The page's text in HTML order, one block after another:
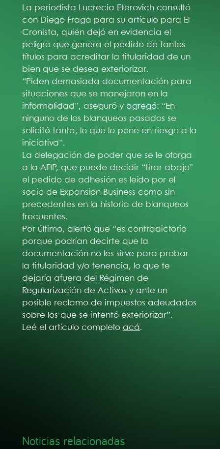
La periodista Lucrecia Eterovich consultó
con Diego Fraga para su artículo para El
Cronista, quién dejó en evidencia el
peligro que genera el pedido de tantos
títulos para acreditar la titularidad de un
bien que se desea exteriorizar.
“Piden demasiada documentación para
situaciones que se manejaron en la
informalidad”, aseguró y agregó: “En
ninguno de los blanqueos pasados se
solicitó tanta, lo que lo pone en riesgo a la
iniciativa”.
La delegación de poder que se le otorga
a la AFIP, que puede decidir “tirar abajo”
el pedido de adhesión es leído por el
socio de Expansion Business como sin
precedentes en la historia de blanqueos
frecuentes.
Por último, alertó que “es contradictorio
porque podrían decirte que la
documentación no les sirve para probar
la titularidad y/o tenencia, lo que te
dejaría afuera del Régimen de
Regularización de Activos y ante un
posible reclamo de impuestos adeudados
sobre los que se intentó exteriorizar”.
Leé el artículo completo acá.
Noticias relacionadas